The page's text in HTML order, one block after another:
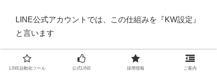
LINE公式アカウントでは、この仕組みを『KW設定』
と言います
もしもすべてのメッセージに自動返信をしてしまい、
逆に手間が増えているのであればKW設定をしましょ
LINE自動化ツール 公式LINE 採用情報 ご案内